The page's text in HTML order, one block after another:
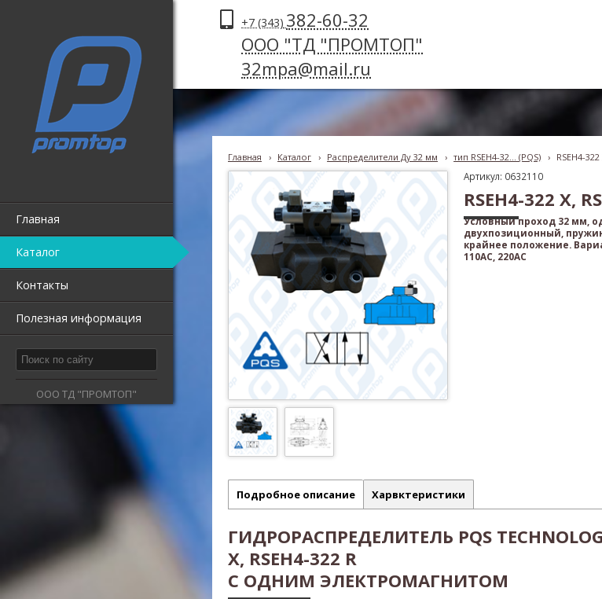
Главная
Каталог
Контакты
Полезная информация
ООО ТД "ПРОМТОП"
+7 (343) 382-60-32
ООО "ТД "ПРОМТОП"
32mpa@mail.ru
Главная › Каталог › Распределители Ду 32 мм › тип RSEH4-32... (PQS) › RSEH4-
Артикул: 0632110
RSEH4-322 X,
Условный проход 32 мм,
двухпозиционный,
крайнее положение.
110AC, 220AC
Подробное описание Харвктеристики
ГИДРОРАСПРЕДЕЛИТЕЛЬ PQS
X, RSEH4-322 R
С ОДНИМ ЭЛЕКТРОМАГНИТОМ